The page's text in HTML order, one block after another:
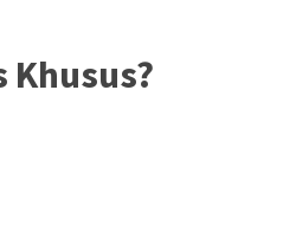
Khusus?